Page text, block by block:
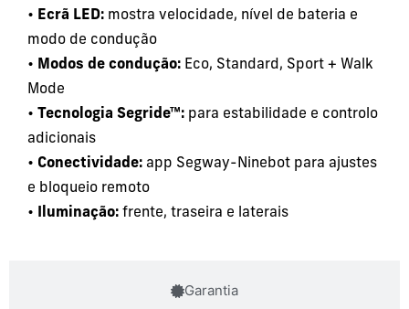
Garantia
• Ecrã LED: mostra velocidade, nível de bateria e
modo de condução
• Modos de condução: Eco, Standard, Sport + Walk
Mode
• Tecnologia Segride™: para estabilidade e controlo
adicionais
• Conectividade: app Segway-Ninebot para ajustes
e bloqueio remoto
•
Iluminação: frente, traseira e laterais